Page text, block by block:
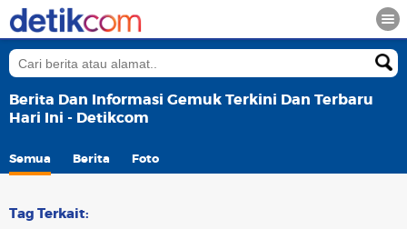
Berita Dan Informasi Gemuk Terkini Dan Terbaru
Hari Ini - Detikcom
Semua Berita Foto
Tag Terkait: